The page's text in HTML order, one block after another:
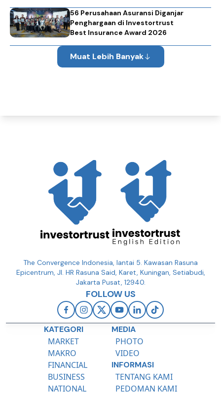
56 Perusahaan Asuransi Diganjar
Penghargaan di Investortrust
Best Insurance Award 2026
Muat Lebih Banyak
The Convergence Indonesia, lantai 5. Kawasan Rasuna
Epicentrum, Jl. HR Rasuna Said, Karet, Kuningan, Setiabudi,
Jakarta Pusat, 12940.
FOLLOW US
KATEGORI
MARKET
MAKRO
FINANCIAL
BUSINESS
NATIONAL
MEDIA
PHOTO
VIDEO
INFORMASI
TENTANG KAMI
PEDOMAN KAMI